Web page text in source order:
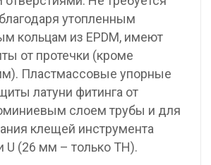
утопленным
кольцам из EPDM, имеют
от протечки (кроме
Пластмассовые упорные
латуни фитинга от
слоем трубы и для
клещей инструмента
U (26 мм – только TH).